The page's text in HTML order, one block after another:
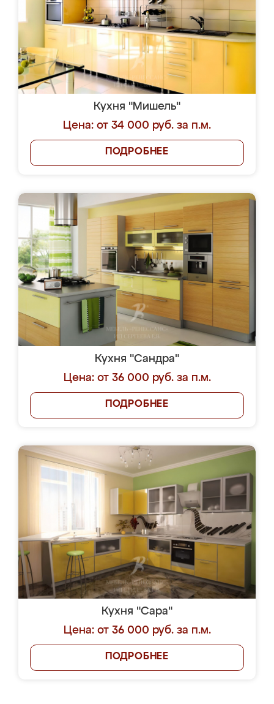
Кухня "Мишель"
Цена: от 34 000 руб. за п.м.
ПОДРОБНЕЕ
Кухня "Сандра"
Цена: от 36 000 руб. за п.м.
ПОДРОБНЕЕ
Кухня "Сара"
Цена: от 36 000 руб. за п.м.
ПОДРОБНЕЕ